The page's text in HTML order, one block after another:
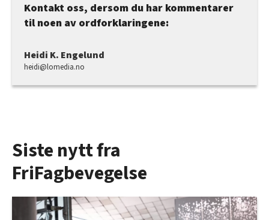
Kontakt oss, dersom du har kommentarer
til noen av ordforklaringene:
Heidi K. Engelund
heidi@lomedia.no
Siste nytt fra
FriFagbevegelse